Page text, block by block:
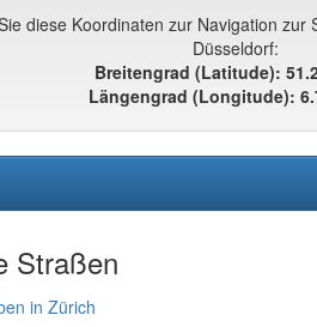
diese Koordinaten zur Navigation
Düsseldorf:
Breitengrad (Latitude):
Längengrad (Longitude):
Straßen
in Zürich